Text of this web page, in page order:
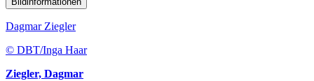
Dagmar Ziegler
© DBT/Inga Haar
Ziegler, Dagmar